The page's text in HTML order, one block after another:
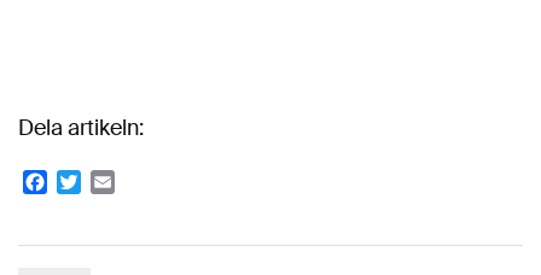
Dela artikeln:
Facebook
TwitterEmail